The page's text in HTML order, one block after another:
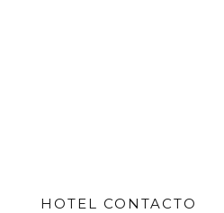
HOTEL CONTACTO